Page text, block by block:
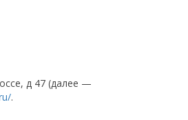
д 47 (далее —
.